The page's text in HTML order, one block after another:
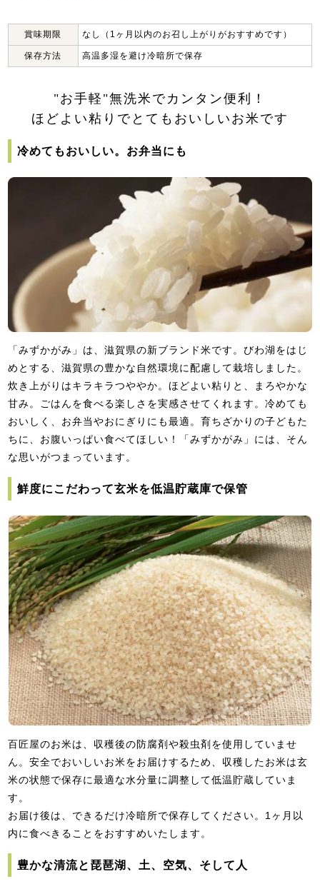
賞味期限 なし（1ヶ月以内のお召し上がりがおすすめです）
保存方法 高温多湿を避け冷暗所で保存
"お手軽"無洗米でカンタン便利！
ほどよい粘りでとてもおいしいお米です
冷めてもおいしい。お弁当にも
「みずかがみ」は、滋賀県の新ブランド米です。びわ湖をはじ
めとする、滋賀県の豊かな自然環境に配慮して栽培しました。
炊き上がりはキラキラつややか。ほどよい粘りと、まろやかな
甘み。ごはんを食べる楽しさを実感させてくれます。冷めても
おいしく、お弁当やおにぎりにも最適。育ちざかりの子どもた
ちに、お腹いっぱい食べてほしい！「みずかがみ」には、そん
な思いがつまっています。
鮮度にこだわって玄米を低温貯蔵庫で保管
百匠屋のお米は、収穫後の防腐剤や殺虫剤を使用していませ
ん。安全でおいしいお米をお届けするため、収穫したお米は玄
米の状態で保存に最適な水分量に調整して低温貯蔵していま
す。
お届け後は、できるだけ冷暗所で保存してください。1ヶ月以
内に食べきることをおすすめいたします。
豊かな清流と琵琶湖、土、空気、そして人